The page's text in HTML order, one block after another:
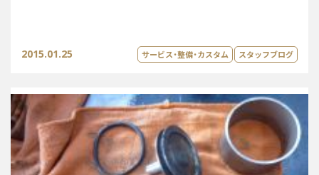
2015.01.25 サービス・整備・カスタム スタッフブログ